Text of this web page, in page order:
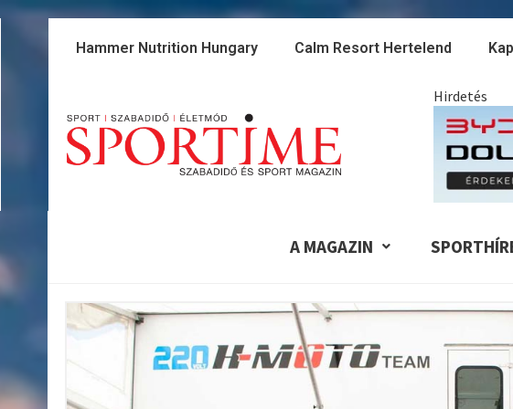
Skip
Hammer Nutrition Hungary Calm Resort Hertelend
Hirdetés
A MAGAZIN